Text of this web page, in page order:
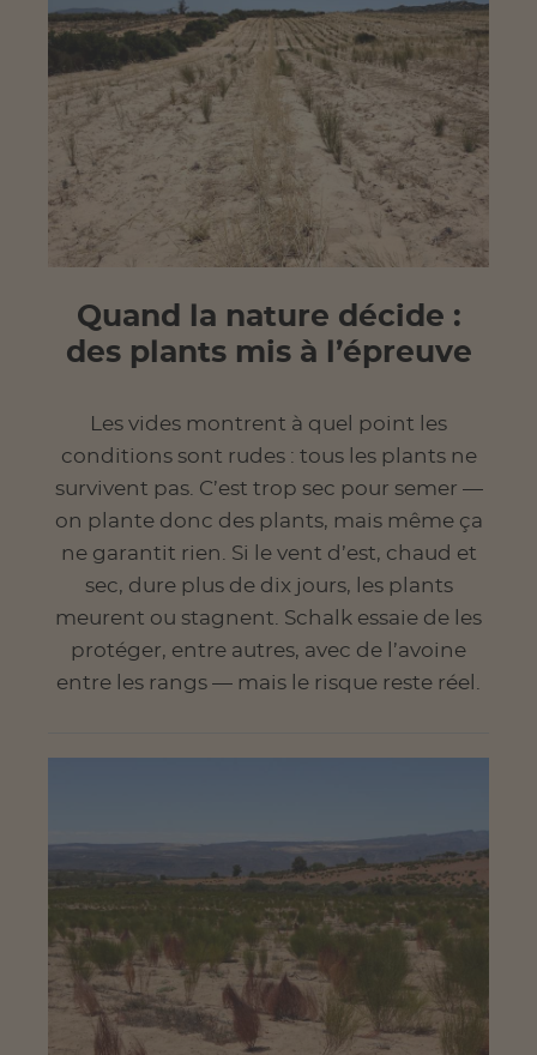
Quand la nature décide :
des plants mis à l’épreuve
Les vides montrent à quel point les
conditions sont rudes : tous les plants ne
survivent pas. C’est trop sec pour semer —
on plante donc des plants, mais même ça
ne garantit rien. Si le vent d’est, chaud et
sec, dure plus de dix jours, les plants
meurent ou stagnent. Schalk essaie de les
protéger, entre autres, avec de l’avoine
entre les rangs — mais le risque reste réel.